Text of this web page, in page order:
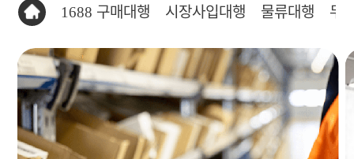
1688 구매대행 시장사입대행 물류대행 무